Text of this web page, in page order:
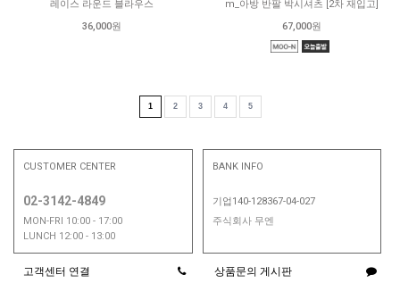
레이스 라운드 블라우스
36,000원
m_아방 반팔 박시셔츠 [2차 재입고]
67,000원
1 2 3 4 5
CUSTOMER CENTER
02-3142-4849
MON-FRI 10:00 - 17:00
LUNCH 12:00 - 13:00
BANK INFO
기업140-128367-04-027
주식회사 무엔
고객센터 연결 상품문의 게시판